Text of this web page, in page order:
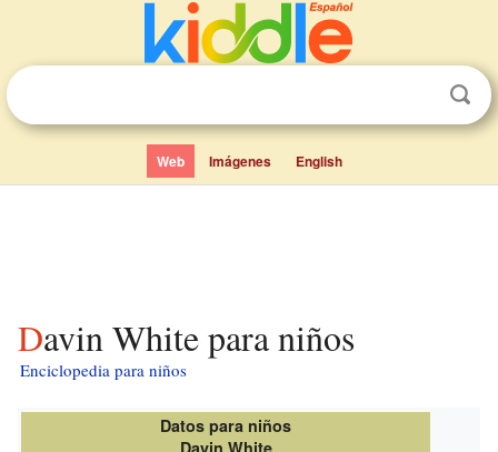
Web Imágenes English
Davin White para niños
Enciclopedia para niños
Datos para niños
Davin White